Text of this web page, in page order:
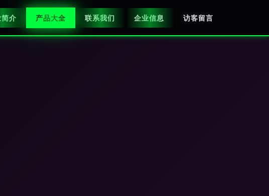
介 产品大全 联系我们 企业信息 访客留言